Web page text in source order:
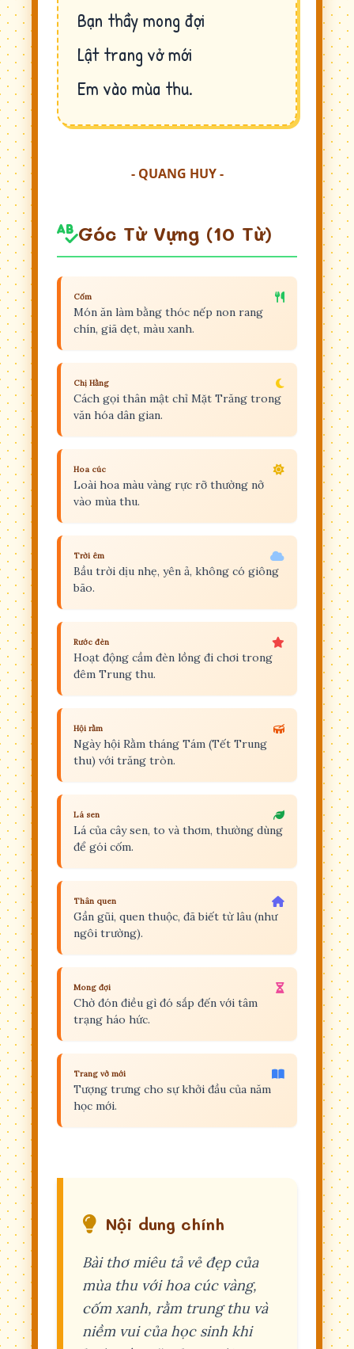
Bạn thầy mong đợi
Lật trang vở mới
Em vào mùa thu.
- QUANG HUY -
Góc Từ Vựng (10 Từ)
Cốm
Món ăn làm bằng thóc nếp non rang
chín, giã dẹt, màu xanh.
Chị Hằng
Cách gọi thân mật chỉ Mặt Trăng trong
văn hóa dân gian.
Hoa cúc
Loài hoa màu vàng rực rỡ thường nở
vào mùa thu.
Trời êm
Bầu trời dịu nhẹ, yên ả, không có giông
bão.
Rước đèn
Hoạt động cầm đèn lồng đi chơi trong
đêm Trung thu.
Hội rằm
Ngày hội Rằm tháng Tám (Tết Trung
thu) với trăng tròn.
Lá sen
Lá của cây sen, to và thơm, thường dùng
để gói cốm.
Thân quen
Gần gũi, quen thuộc, đã biết từ lâu (như
ngôi trường).
Mong đợi
Chờ đón điều gì đó sắp đến với tâm
trạng háo hức.
Trang vở mới
Tượng trưng cho sự khởi đầu của năm
học mới.
Nội dung chính
Bài thơ miêu tả vẻ đẹp của
mùa thu với hoa cúc vàng,
cốm xanh, rằm trung thu và
niềm vui của học sinh khi